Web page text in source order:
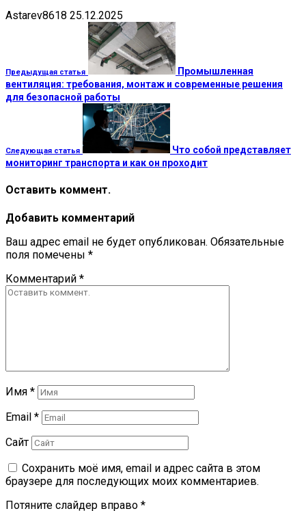
Astarev8618 25.12.2025
Предыдущая статья
Промышленная
вентиляция: требования, монтаж и современные решения
для безопасной работы
Следующая статья
Что собой представляет
мониторинг транспорта и как он проходит
Оставить коммент.
Добавить комментарий
Ваш адрес email не будет опубликован. Обязательные
поля помечены *
Комментарий *
Имя *
Email *
Сайт
Сохранить моё имя, email и адрес сайта в этом
браузере для последующих моих комментариев.
Потяните слайдер вправо *